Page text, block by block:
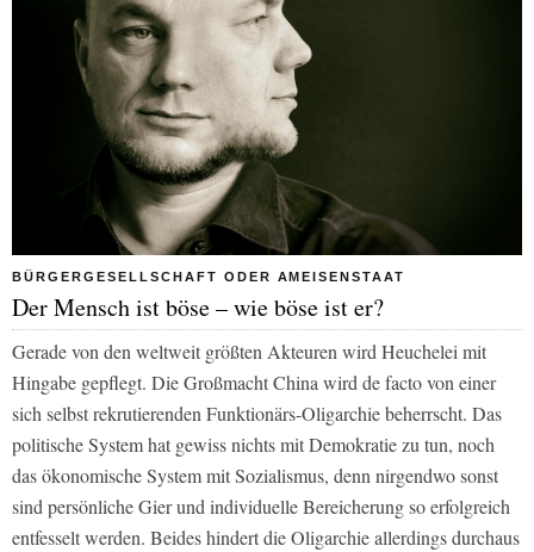
BÜRGERGESELLSCHAFT ODER AMEISENSTAAT
Der Mensch ist böse – wie böse ist er?
Gerade von den weltweit größten Akteuren wird Heuchelei mit
Hingabe gepflegt. Die Großmacht China wird de facto von einer
sich selbst rekrutierenden Funktionärs-Oligarchie beherrscht. Das
politische System hat gewiss nichts mit Demokratie zu tun, noch
das ökonomische System mit Sozialismus, denn nirgendwo sonst
sind persönliche Gier und individuelle Bereicherung so erfolgreich
entfesselt werden. Beides hindert die Oligarchie allerdings durchaus